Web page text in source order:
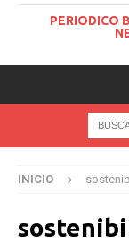
PERIODICO
INICIO